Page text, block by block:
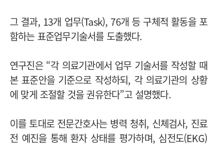
그 결과, 13개 업무(Task), 76개 등 구체적 활동을 포
함하는 표준업무기술서를 도출했다.
연구진은 “각 의료기관에서 업무 기술서를 작성할 때
본 표준안을 기준으로 작성하되, 각 의료기관의 상황
에 맞게 조절할 것을 권유한다”고 설명했다.
이를 토대로 전문간호사는 병력 청취, 신체검사, 진료
전 예진을 통해 환자 상태를 평가하며, 심전도(EKG)